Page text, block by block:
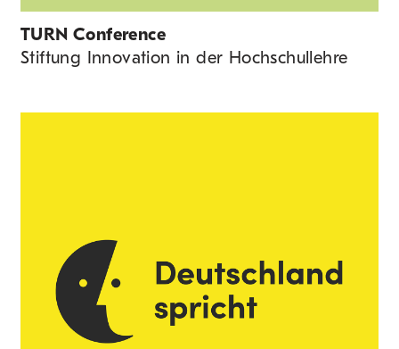
TURN Conference
Stiftung Innovation in der Hochschullehre